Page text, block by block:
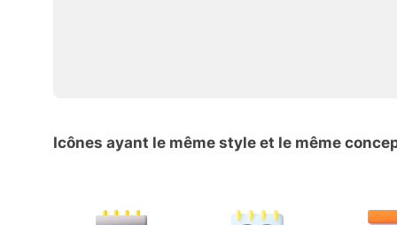
Icônes ayant le même style et le même